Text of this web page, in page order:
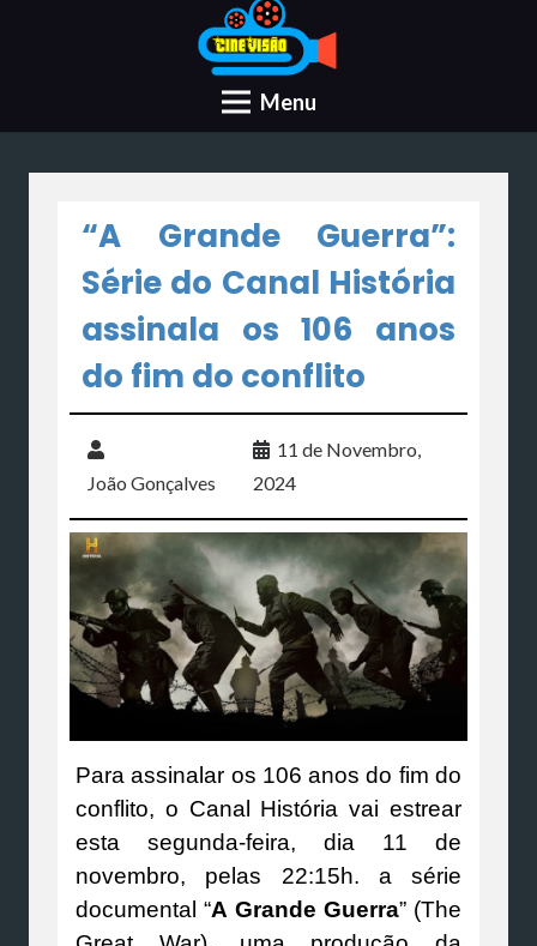
Menu
“A Grande Guerra”:
Série do Canal História
assinala os 106 anos
do fim do conflito
João Gonçalves
11 de Novembro,
2024
Para assinalar os 106 anos do fim do
conflito, o Canal História vai estrear
esta segunda-feira, dia 11 de
novembro, pelas 22:15h. a série
documental “A Grande Guerra” (The